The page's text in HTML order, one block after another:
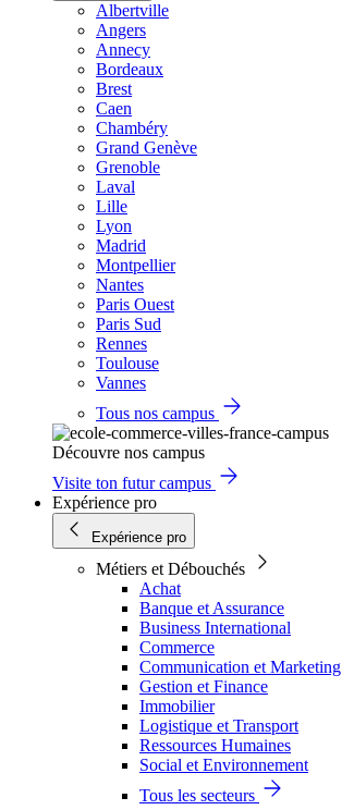
Albertville
Angers
Annecy
Bordeaux
Brest
Caen
Chambéry
Grand Genève
Grenoble
Laval
Lille
Lyon
Madrid
Montpellier
Nantes
Paris Ouest
Paris Sud
Rennes
Toulouse
Vannes
Tous nos campus
Découvre nos campus
Visite ton futur campus
Expérience pro
Expérience pro
Métiers et Débouchés
Achat
Banque et Assurance
Business International
Commerce
Communication et Marketing
Gestion et Finance
Immobilier
Logistique et Transport
Ressources Humaines
Social et Environnement
Tous les secteurs